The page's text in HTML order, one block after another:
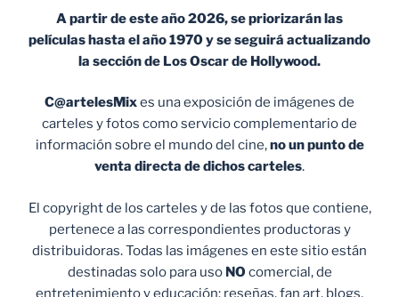
A partir de este año 2026, se priorizarán las
películas hasta el año 1970 y se seguirá actualizando
la sección de Los Oscar de Hollywood.
C@artelesMixes una exposición de imágenes de
carteles y fotos como servicio complementario de
información sobre el mundo del cine,no un punto de
venta directa de dichos carteles.
El copyright de los carteles y de las fotos que contiene,
pertenece a las correspondientes productoras y
distribuidoras. Todas las imágenes en este sitio están
destinadas solo para uso NO comercial, de
entretenimiento y educación: reseñas, fan art, blogs,